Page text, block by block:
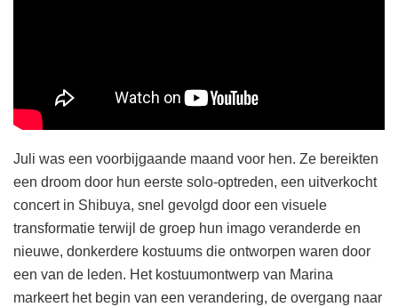
Juli was een voorbijgaande maand voor hen. Ze bereikten
een droom door hun eerste solo-optreden, een uitverkocht
concert in Shibuya, snel gevolgd door een visuele
transformatie terwijl de groep hun imago veranderde en
nieuwe, donkerdere kostuums die ontworpen waren door
een van de leden. Het kostuumontwerp van Marina
markeert het begin van een verandering, de overgang naar